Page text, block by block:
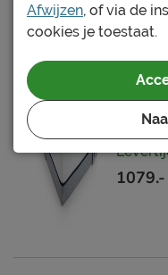
B
1079.-
Afwijzen, of via de
cookies je toestaat.